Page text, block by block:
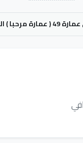
الأول رقم 4